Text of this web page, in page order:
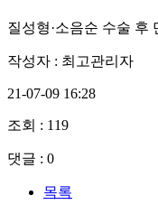
질성형·소음순 수술 후
작성자 : 최고관리자
21-07-09 16:28
조회 : 119
댓글 : 0
목록